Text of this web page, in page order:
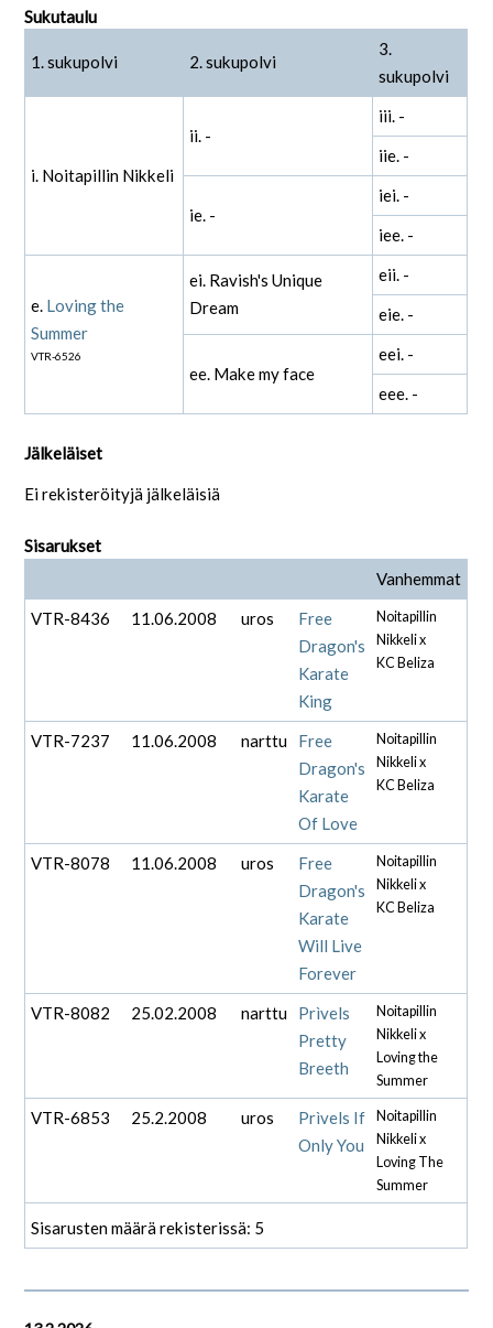
Sukutaulu
1. sukupolvi 2. sukupolvi
3.
sukupolvi
i. Noitapillin Nikkeli
ii. -
iii. -
iie. -
ie. -
iei. -
iee. -
e. Loving the
Summer
VTR-6526
ei. Ravish's Unique
Dream
eii. -
eie. -
ee. Make my face
eei. -
eee. -
Jälkeläiset
Ei rekisteröityjä jälkeläisiä
Sisarukset
Vanhemmat
VTR-8436
11.06.2008 uros
Free
Dragon's
Karate
King
Noitapillin
Nikkeli x
KC Beliza
VTR-7237 11.06.2008 narttu
Free
Dragon's
Karate
Of Love
Noitapillin
Nikkeli x
KC Beliza
VTR-8078 11.06.2008 uros
Free
Dragon's
Karate
Will Live
Forever
Noitapillin
Nikkeli x
KC Beliza
VTR-8082 25.02.2008 narttu
Prìvels
Pretty
Breeth
Noitapillin
Nikkeli x
Loving the
Summer
VTR-6853 25.2.2008 uros
Prìvels If
Only You
Noitapillin
Nikkeli x
Loving The
Summer
Sisarusten määrä rekisterissä: 5